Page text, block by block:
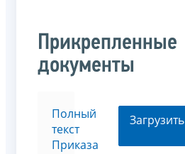
Прикрепленные
документы
Полный
текст
Приказа
Загрузить